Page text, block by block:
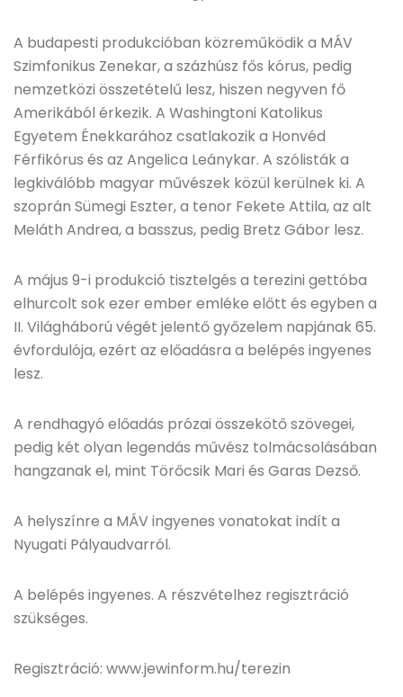
A budapesti produkcióban közreműködik a MÁV
Szimfonikus Zenekar, a százhúsz fős kórus, pedig
nemzetközi összetételű lesz, hiszen negyven fő
Amerikából érkezik. A Washingtoni Katolikus
Egyetem Énekkarához csatlakozik a Honvéd
Férfikórus és az Angelica Leánykar. A szólisták a
legkiválóbb magyar művészek közül kerülnek ki. A
szoprán Sümegi Eszter, a tenor Fekete Attila, az alt
Meláth Andrea, a basszus, pedig Bretz Gábor lesz.
A május 9-i produkció tisztelgés a terezini gettóba
elhurcolt sok ezer ember emléke előtt és egyben a
II. Világháború végét jelentő győzelem napjának 65.
évfordulója, ezért az előadásra a belépés ingyenes
lesz.
A rendhagyó előadás prózai összekötő szövegei,
pedig két olyan legendás művész tolmácsolásában
hangzanak el, mint Törőcsik Mari és Garas Dezső.
A helyszínre a MÁV ingyenes vonatokat indít a
Nyugati Pályaudvarról.
A belépés ingyenes. A részvételhez regisztráció
szükséges.
Regisztráció: www.jewinform.hu/terezin